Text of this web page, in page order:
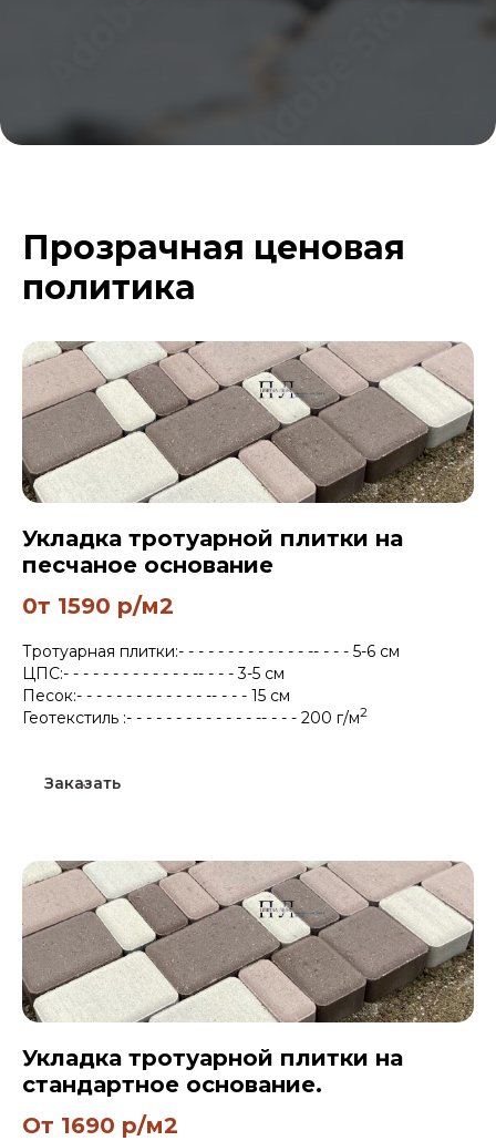
Прозрачная ценовая
политика
Укладка тротуарной плитки на
песчаное основание
0т 1590 р/м2
Тротуарная плитки:- - - - - - - - - - - - - -- - - - 5-6 см
ЦПС:- - - - - - - - - - - - - -- - - - 3-5 см
Песок:- - - - - - - - - - - - - -- - - - 15 см
Геотекстиль :- - - - - - - - - - - - - -- - - - 200 г/м2
Заказать
Укладка тротуарной плитки на
стандартное основание.
От 1690 р/м2